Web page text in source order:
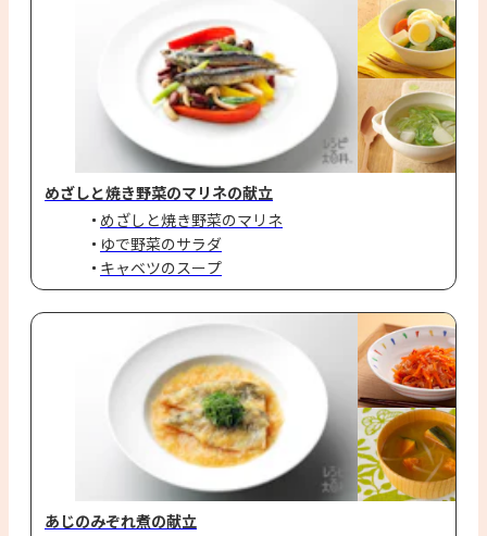
めざしと焼き野菜のマリネの献立
めざしと焼き野菜のマリネ
ゆで野菜のサラダ
キャベツのスープ
あじのみぞれ煮の献立